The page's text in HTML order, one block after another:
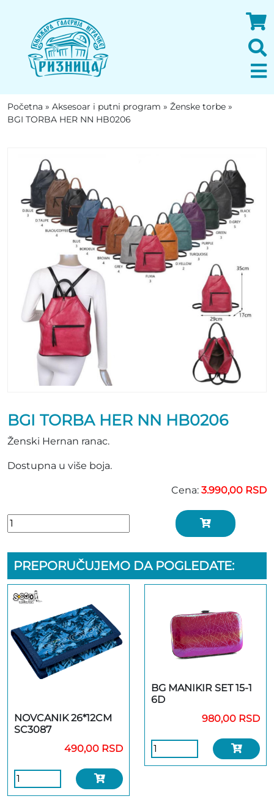
Početna » Aksesoar i putni program » Ženske torbe »
BGI TORBA HER NN HB0206
BGI TORBA HER NN HB0206
Ženski Hernan ranac.
Dostupna u više boja.
Cena: 3.990,00 RSD
PREPORUČUJEMO DA POGLEDATE:
NOVCANIK 26*12CM
SC3087
490,00 RSD
BG MANIKIR SET 15-1
6D
980,00 RSD